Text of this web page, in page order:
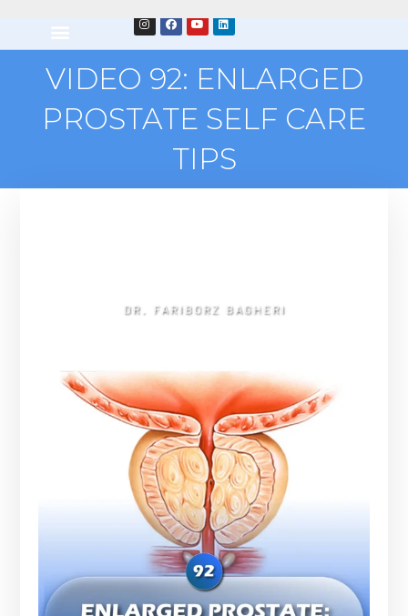
VIDEO 92: ENLARGED
PROSTATE SELF CARE
TIPS